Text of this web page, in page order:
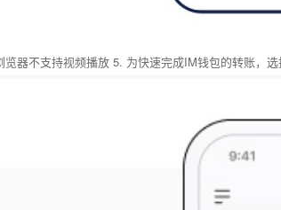
器不支持视频播放 5. 为快速完成IM钱包的转账，选